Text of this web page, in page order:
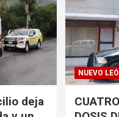
deja
NUEVO